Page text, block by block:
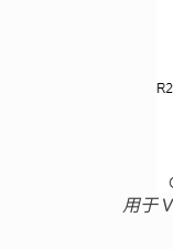
用于